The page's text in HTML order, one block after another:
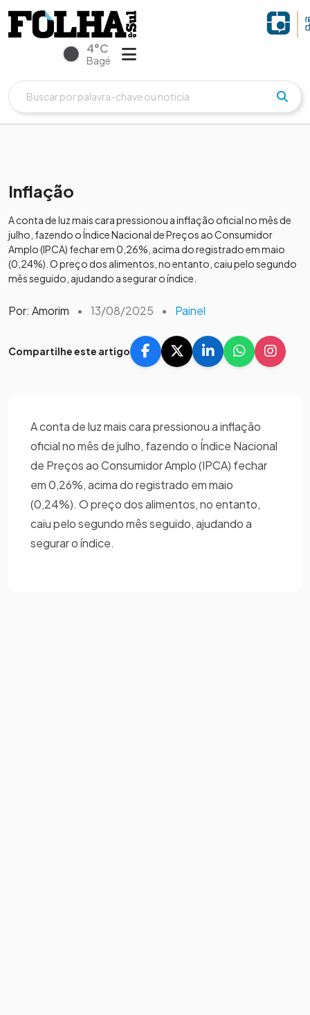
4°C
Bagé
Inflação
A conta de luz mais cara pressionou a inflação oficial no mês de
julho, fazendo o Índice Nacional de Preços ao Consumidor
Amplo (IPCA) fechar em 0,26%, acima do registrado em maio
(0,24%). O preço dos alimentos, no entanto, caiu pelo segundo
mês seguido, ajudando a segurar o índice.
Por: Amorim • 13/08/2025 • Painel
Compartilhe este artigo
A conta de luz mais cara pressionou a inflação
oficial no mês de julho, fazendo o Índice Nacional
de Preços ao Consumidor Amplo (IPCA) fechar
em 0,26%, acima do registrado em maio
(0,24%). O preço dos alimentos, no entanto,
caiu pelo segundo mês seguido, ajudando a
segurar o índice.